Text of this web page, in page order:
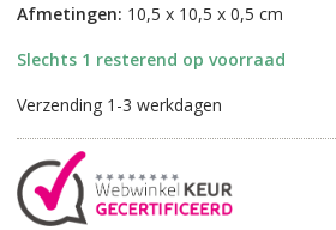
Afmetingen: 10,5 x 10,5 x 0,5 cm
Slechts 1 resterend op voorraad
Verzending 1-3 werkdagen